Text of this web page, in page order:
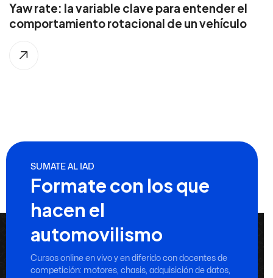
Yaw rate: la variable clave para entender el
comportamiento rotacional de un vehículo
SUMATE AL IAD
Formate con los que
hacen el
automovilismo
Cursos online en vivo y en diferido con docentes de
competición: motores, chasis, adquisición de datos,